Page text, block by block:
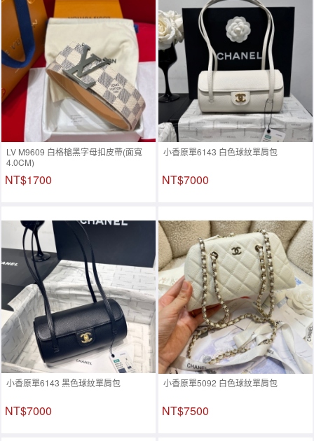
LV M9609 白格槍黑字母扣皮帶(面寬
4.0CM)
NT$1700
小香原單6143 白色球紋單肩包
NT$7000
小香原單6143 黑色球紋單肩包
NT$7000
小香原單5092 白色球紋單肩包
NT$7500